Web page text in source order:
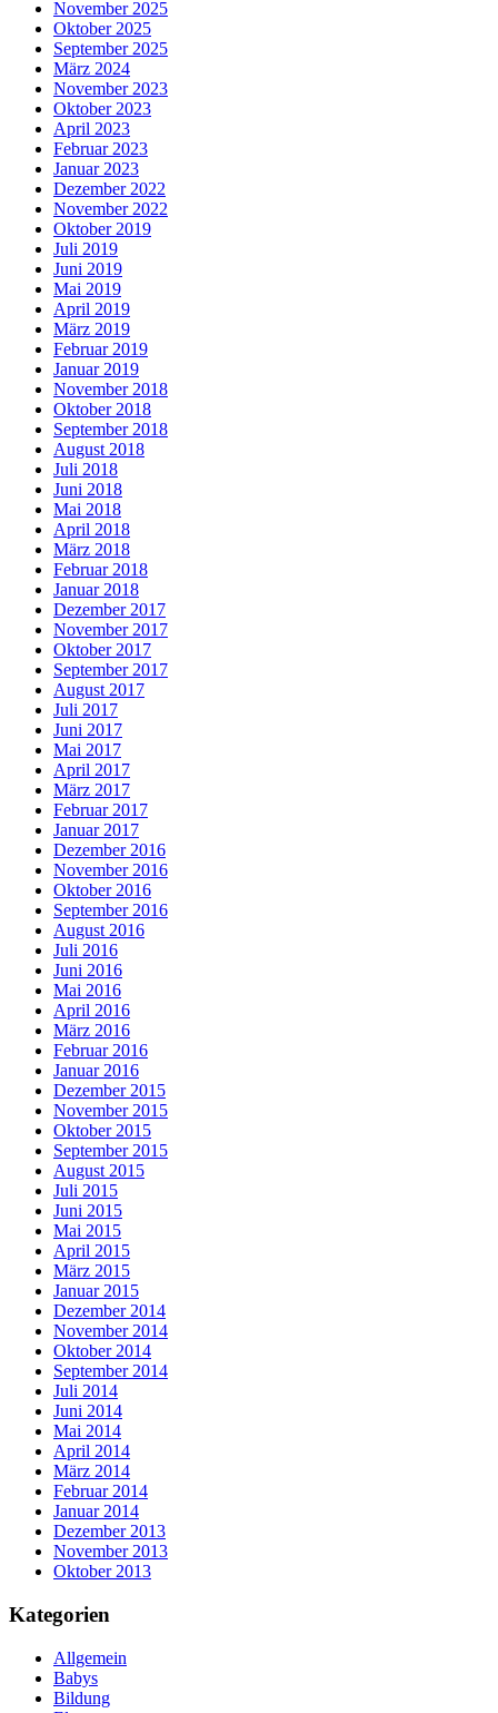
November 2025
Oktober 2025
September 2025
März 2024
November 2023
Oktober 2023
April 2023
Februar 2023
Januar 2023
Dezember 2022
November 2022
Oktober 2019
Juli 2019
Juni 2019
Mai 2019
April 2019
März 2019
Februar 2019
Januar 2019
November 2018
Oktober 2018
September 2018
August 2018
Juli 2018
Juni 2018
Mai 2018
April 2018
März 2018
Februar 2018
Januar 2018
Dezember 2017
November 2017
Oktober 2017
September 2017
August 2017
Juli 2017
Juni 2017
Mai 2017
April 2017
März 2017
Februar 2017
Januar 2017
Dezember 2016
November 2016
Oktober 2016
September 2016
August 2016
Juli 2016
Juni 2016
Mai 2016
April 2016
März 2016
Februar 2016
Januar 2016
Dezember 2015
November 2015
Oktober 2015
September 2015
August 2015
Juli 2015
Juni 2015
Mai 2015
April 2015
März 2015
Januar 2015
Dezember 2014
November 2014
Oktober 2014
September 2014
Juli 2014
Juni 2014
Mai 2014
April 2014
März 2014
Februar 2014
Januar 2014
Dezember 2013
November 2013
Oktober 2013
Kategorien
Allgemein
Babys
Bildung